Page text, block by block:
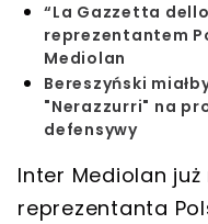
“La Gazzetta
reprezentantem
Mediolan
Bereszyński
"Nerazzurri" na
defensywy
Inter Mediolan
reprezentanta